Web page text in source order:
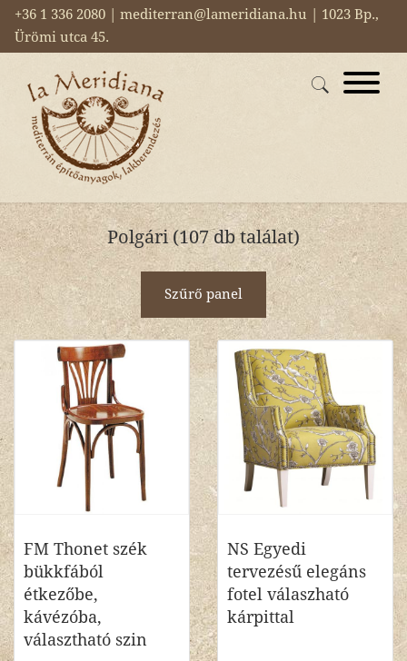
+36 1 336 2080 | mediterran@lameridiana.hu | 1023 Bp.,
Ürömi utca 45.
Polgári (107 db találat)
Szűrő panel
FM Thonet szék
bükkfából
étkezőbe,
kávézóba,
választható szin
NS Egyedi
tervezésű elegáns
fotel válaszható
kárpittal